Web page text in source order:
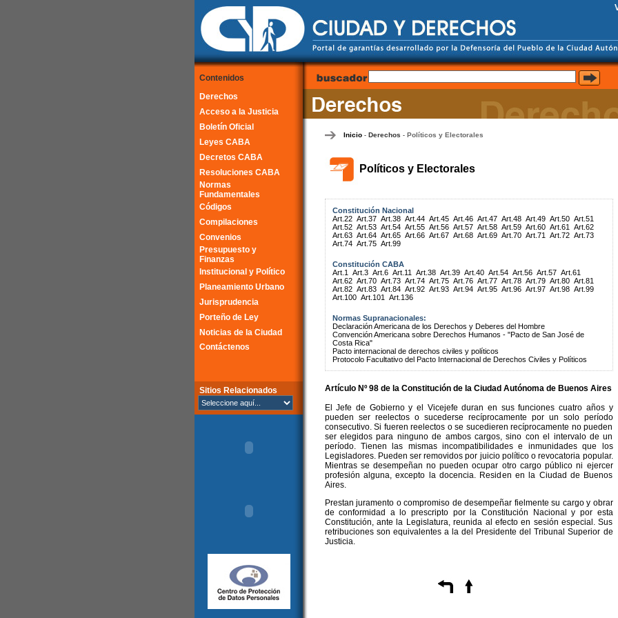
Contenidos
Derechos
Acceso a la Justicia
Boletín Oficial
Leyes CABA
Decretos CABA
Resoluciones CABA
Normas
Fundamentales
Códigos
Compilaciones
Convenios
Presupuesto y
Finanzas
Institucional y Político
Planeamiento Urbano
Jurisprudencia
Porteño de Ley
Noticias de la Ciudad
Contáctenos
Sitios Relacionados
Inicio- Derechos - Políticos y Electorales
Políticos y Electorales
Constitución Nacional
Art.22 Art.37 Art.38 Art.44 Art.45 Art.46 Art.47 Art.48 Art.49 Art.50 Art.51
Art.52 Art.53 Art.54 Art.55 Art.56 Art.57 Art.58 Art.59 Art.60 Art.61
Art.62
Art.63 Art.64 Art.65 Art.66 Art.67 Art.68 Art.69 Art.70 Art.71 Art.72 Art.73
Art.74 Art.75 Art.99
Constitución CABA
Art.1
Art.3 Art.6 Art.11 Art.38 Art.39 Art.40 Art.54 Art.56 Art.57 Art.61
Art.62 Art.70 Art.73 Art.74 Art.75 Art.76 Art.77 Art.78 Art.79 Art.80 Art.81
Art.82 Art.83 Art.84 Art.92 Art.93 Art.94 Art.95 Art.96 Art.97 Art.98 Art.99
Art.100 Art.101 Art.136
Normas Supranacionales:
Declaración Americana de los Derechos y Deberes del Hombre
Convención Americana sobre Derechos Humanos - "Pacto de San José de
Costa Rica"
Pacto internacional de derechos civiles y políticos
Protocolo Facultativo del Pacto Internacional de Derechos Civiles y Políticos
Artículo Nº 98 de la Constituciónde la Ciudad Autónoma de Buenos Aires
El Jefe de Gobierno y el Vicejefe duran en sus funciones cuatro años y
pueden ser reelectos o sucederse recíprocamente por un solo período
consecutivo. Si fueren reelectos o se sucedieren recíprocamente no pueden
ser elegidos para ninguno de ambos cargos, sino con el intervalo de un
período. Tienen las mismas incompatibilidades e inmunidades que los
Legisladores. Pueden ser removidos por juicio político o revocatoria popular.
Mientras se desempeñan no pueden ocupar otro cargo público ni ejercer
profesión alguna, excepto la docencia. Residen en la Ciudad de Buenos
Aires.
Prestan juramento o compromiso de desempeñar fielmente su cargo y obrar
de conformidad a lo prescripto por la Constitución Nacional y por esta
Constitución, ante la Legislatura, reunida al efecto en sesión especial. Sus
retribuciones son equivalentes a la del Presidente del Tribunal Superior de
Justicia.